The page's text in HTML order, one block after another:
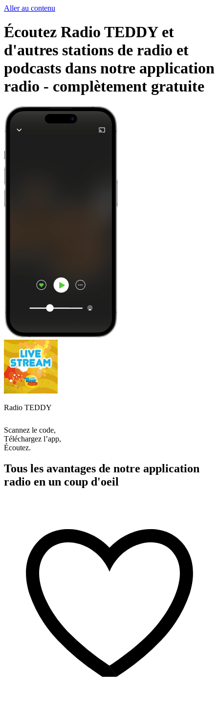
Aller au contenu
Écoutez Radio TEDDY et
d'autres stations de radio et
podcasts dans notre application
radio - complètement gratuite
Radio TEDDY
Scannez le code,
Téléchargez l’app,
Écoutez.
Tous les avantages de notre application
radio en un coup d'oeil